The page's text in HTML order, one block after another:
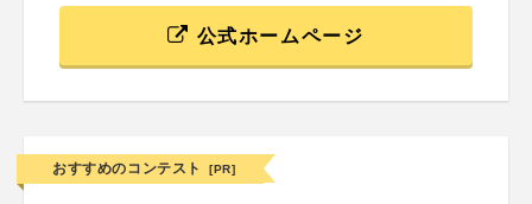
公式ホームページ
おすすめのコンテスト [PR]